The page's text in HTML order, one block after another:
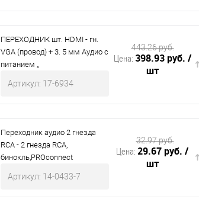
ПЕРЕХОДНИК шт. HDMI - гн.
VGA (провод) + 3. 5 мм Аудио с
питанием ,,
Артикул: 17-6934
Цена: 398.93 руб. /
шт
443.26 руб.
Переходник аудио 2 гнезда
RCA - 2 гнезда RCA,
бинокль,PROconnect
Артикул: 14-0433-7
Цена: 29.67 руб. /
шт
32.97 руб.